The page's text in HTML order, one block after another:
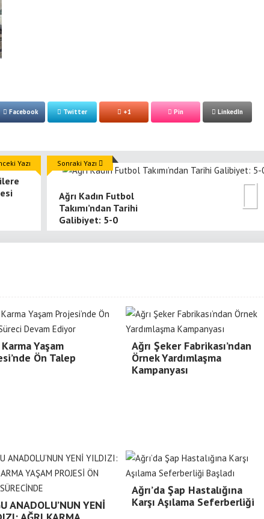
Facebook Twitter +1 Pin LinkedIn
Yazı
Ağrı Kadın Futbol
Takımı’ndan Tarihi
Galibiyet: 5-0
Sonraki Yazı
Yaşam
Ön Talep
Ağrı Şeker Fabrikası’ndan
Örnek Yardımlaşma
Kampanyası
ANADOLU’NUN YENİ
Ağrı’da Şap Hastalığına
Karşı Aşılama Seferberliği